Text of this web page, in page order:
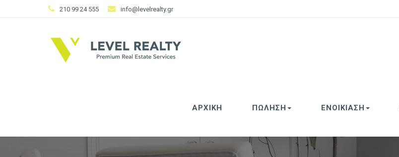
210 99 24 555 info@levelrealty.gr
ΑΡΧΙΚΗ ΠΩΛΗΣΗ ΕΝΟΙΚΙΑΣΗ